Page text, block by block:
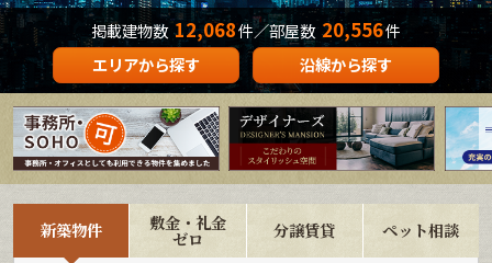
掲載建物数 12,068件／部屋数 20,556件
エリアから探す
沿線から探す
新築物件 敷金・礼金
ゼロ 分譲賃貸 ペット相談